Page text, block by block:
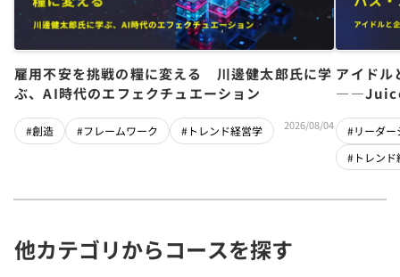
雇用不安を挑戦の糧に変える 川邊健太郎氏に学
ぶ、AI時代のエフェクチュエーション
#創造 #フレームワーク #トレンド経営学 2026/08/04
アイドル
チーム
#リーダー
#トレンド
他カテゴリからコースを探す